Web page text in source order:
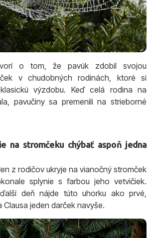
o tom, že pavúk zdobil svojou
v chudobných rodinách, ktoré si
výzdobu. Keď celá rodina na
pavučiny sa premenili na strieborné
na stromčeku chýbať aspoň jedna
z rodičov ukryje na vianočný stromček
splynie s farbou jeho vetvičiek.
deň nájde túto uhorku ako prvé,
jeden darček navyše.